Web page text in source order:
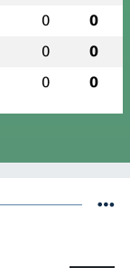
0 0
0 0
0 0